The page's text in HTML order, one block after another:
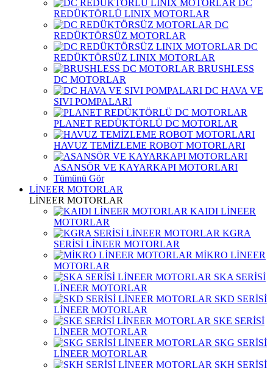
DC
REDÜKTÖRLÜ LINIX MOTORLAR
DC
REDÜKTÖRSÜZ MOTORLAR
DC
REDÜKTÖRSÜZ LINIX MOTORLAR
BRUSHLESS
DC MOTORLAR
DC HAVA VE
SIVI POMPALARI
PLANET REDÜKTÖRLÜ DC MOTORLAR
HAVUZ TEMİZLEME ROBOT MOTORLARI
ASANSÖR VE KAYARKAPI MOTORLARI
Tümünü Gör
LİNEER MOTORLAR
LİNEER MOTORLAR
KAIDI LİNEER
MOTORLAR
KGRA
SERİSİ LİNEER MOTORLAR
MİKRO LİNEER
MOTORLAR
SKA SERİSİ
LİNEER MOTORLAR
SKD SERİSİ
LİNEER MOTORLAR
SKE SERİSİ
LİNEER MOTORLAR
SKG SERİSİ
LİNEER MOTORLAR
SKH SERİSİ